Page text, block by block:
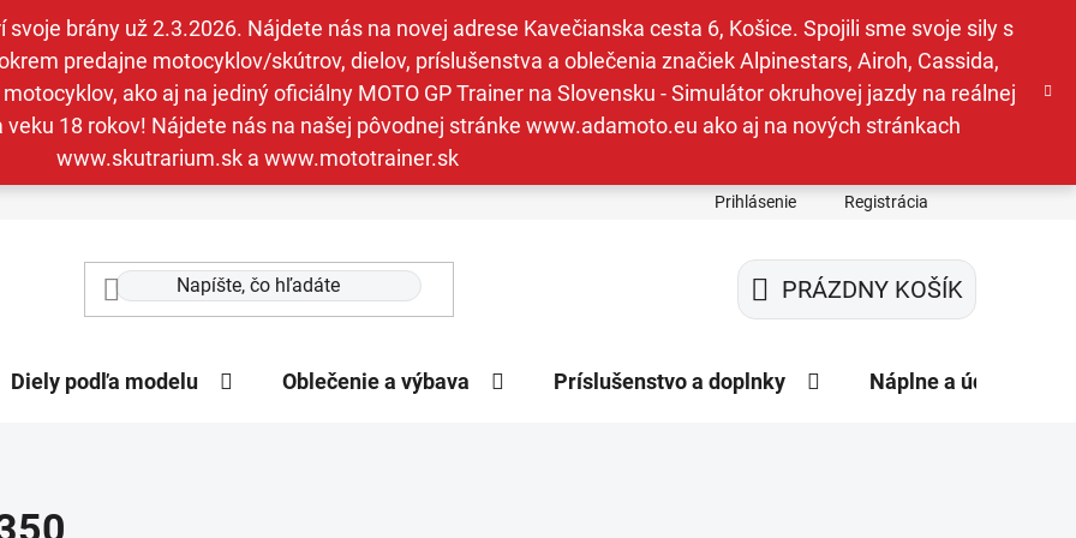
brány už 2.3.2026. Nájdete nás na novej adrese Kavečianska cesta 6, Košice. Spojili sme svoje sily s
predajne motocyklov/skútrov, dielov, príslušenstva a oblečenia značiek Alpinestars, Airoh, Cassida,
ako aj na jediný oficiálny MOTO GP Trainer na Slovensku - Simulátor okruhovej jazdy na reálnej
18 rokov! Nájdete nás na našej pôvodnej stránke www.adamoto.eu ako aj na nových stránkach
www.skutrarium.sk a www.mototrainer.sk
Prihlásenie Registrácia
NÁKUPNÝ
KOŠÍK
PRÁZDNY KOŠÍK
Diely podľa modelu Oblečenie a výbava Príslušenstvo a doplnky Náplne a údržba